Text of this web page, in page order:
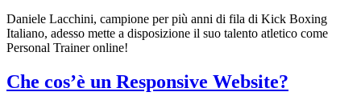
Daniele Lacchini, campione per più anni di fila di Kick Boxing
Italiano, adesso mette a disposizione il suo talento atletico come
Personal Trainer online!
Che cos’è un Responsive Website?